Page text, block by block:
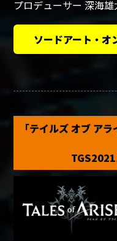
プロデューサー 深海雄
ソードアート・
「テイルズ オブ ア